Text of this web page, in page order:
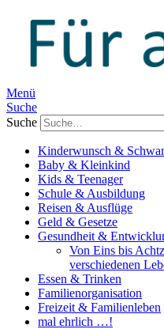
Menü
Suche
Suche
Kinderwunsch &
Baby & Kleinkind
Kids & Teenager
Schule & Ausbildung
Reisen & Ausflüge
Geld & Gesetze
Gesundheit &
Von Eins bis
verschiedenen
Essen & Trinken
Familienorganisation
Freizeit & Familienleben
mal ehrlich …!